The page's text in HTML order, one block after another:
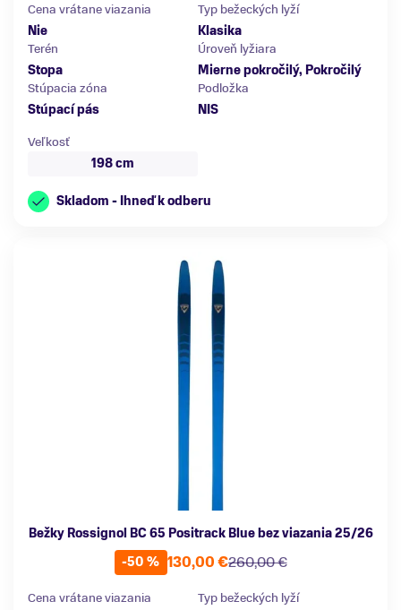
Cena vrátane viazania
Nie
Typ bežeckých lyží
Klasika
Terén
Stopa
Úroveň lyžiara
Mierne pokročilý, Pokročilý
Stúpacia zóna
Stúpací pás
Podložka
NIS
Veľkosť
198 cm
Skladom - Ihneď k odberu
Bežky Rossignol BC 65 Positrack Blue bez viazania 25/26
-50 %
260,00 €
130,00 €
Cena vrátane viazania
Typ bežeckých lyží